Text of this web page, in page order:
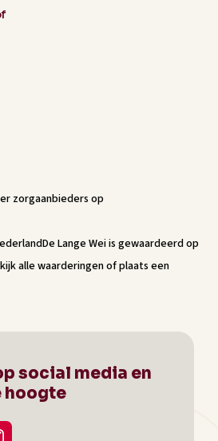
De Lange Weiis gewaardeerd op
alle waarderingenofplaats een
social media en
hoogte